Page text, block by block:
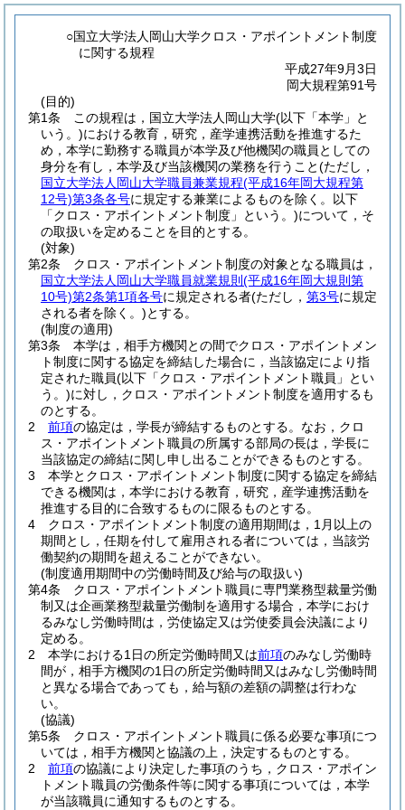
○国立大学法人岡山大学クロス・アポイントメント制度
に関する規程
平成27年9月3日
岡大規程第91号
(目的)
第1条
この規程は，国立大学法人岡山大学(以下「本学」と
いう。)における教育，研究，産学連携活動を推進するた
め，本学に勤務する職員が本学及び他機関の職員としての
身分を有し，本学及び当該機関の業務を行うこと(ただし，
国立大学法人岡山大学職員兼業規程(平成16年岡大規程第
12号)第3条各号に規定する兼業によるものを除く。以下
「クロス・アポイントメント制度」という。)について，そ
の取扱いを定めることを目的とする。
(対象)
第2条
クロス・アポイントメント制度の対象となる職員は，
国立大学法人岡山大学職員就業規則 (平成16年岡大規則第
10号)第2条第1項各号に規定される者(ただし， 第3号に規定
される者を除く。)とする。
(制度の適用)
第3条
本学は，相手方機関との間でクロス・アポイントメン
ト制度に関する協定を締結した場合に，当該協定により指
定された職員(以下「クロス・アポイントメント職員」とい
う。)に対し，クロス・アポイントメント制度を適用するも
のとする。
2
前項の協定は，学長が締結するものとする。 なお，クロ
ス・アポイントメント職員の所属する部局の長は，学長に
当該協定の締結に関し申し出ることができるものとする。
3
本学とクロス・アポイントメント制度に関する協定を締結
できる機関は，本学における教育，研究，産学連携活動を
推進する目的に合致するものに限るものとする。
4
クロス・アポイントメント制度の適用期間は，1月以上の
期間とし，任期を付して雇用される者については，当該労
働契約の期間を超えることができない。
(制度適用期間中の労働時間及び給与の取扱い)
第4条
クロス・アポイントメント職員に専門業務型裁量労働
制又は企画業務型裁量労働制を適用する場合，本学におけ
るみなし労働時間は，労使協定又は労使委員会決議により
定める。
2
本学における1日の所定労働時間又は前項のみなし労働時
間が，相手方機関の1日の所定労働時間又はみなし労働時間
と異なる場合であっても，給与額の差額の調整は行わな
い。
(協議)
第5条
クロス・アポイントメント職員に係る必要な事項につ
いては，相手方機関と協議の上，決定するものとする。
2
前項の協議により決定した事項のうち，クロス・アポイン
トメント職員の労働条件等に関する事項については，本学
が当該職員に通知するものとする。